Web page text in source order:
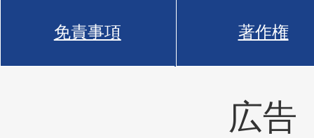
免責事項 著作権
広告